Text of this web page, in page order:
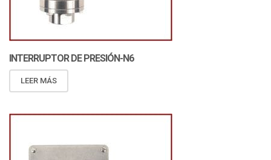
INTERRUPTOR DE PRESIÓN-N6
LEER MÁS